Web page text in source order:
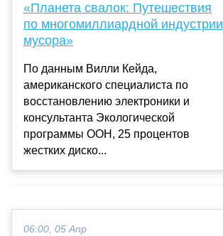
«Планета свалок: Путешествия
по многомиллиардной индустрии
мусора»
По данным Вилли Кейда,
американского специалиста по
восстановлению электроники и
консультанта Экологической
программы ООН, 25 процентов
жестких диско...
06:00, 05 Апр